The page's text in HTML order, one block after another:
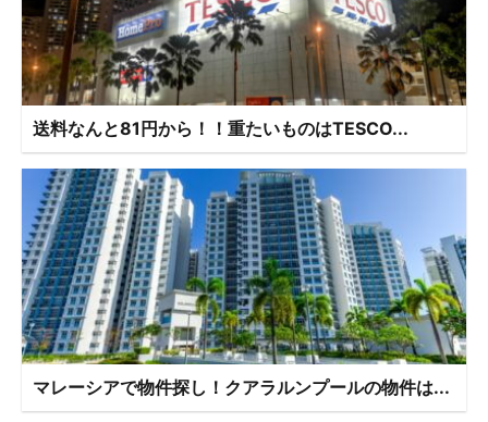
送料なんと81円から！！重たいものはTESCO...
マレーシアで物件探し！クアラルンプールの物件は...